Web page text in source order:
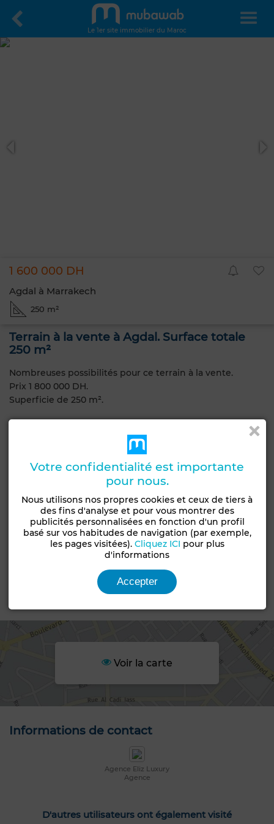
Le 1er site immobilier du Maroc
1 600 000 DH
Agdal à Marrakech
250 m²
Terrain à la vente à Agdal. Surface totale
250 m²
Nombreuses possibilités pour ce terrain à la vente.
Prix 1 800 000 DH.
Superficie de 250 m².
Caractéristiques générales
Terrain
Type de terrain
Lots de villa
Constructibilité
R+2
Livraison
Titré
Voir la carte
Informations de contact
Agence Eliz Luxury
Agence
D'autres utilisateurs ont également visité
Votre confidentialité est importante
pour nous.
Nous utilisons nos propres cookies et ceux de tiers à
des fins d'analyse et pour vous montrer des
publicités personnalisées en fonction d'un profil
basé sur vos habitudes de navigation (par exemple,
les pages visitées). Cliquez ICI pour plus
d'informations
Accepter